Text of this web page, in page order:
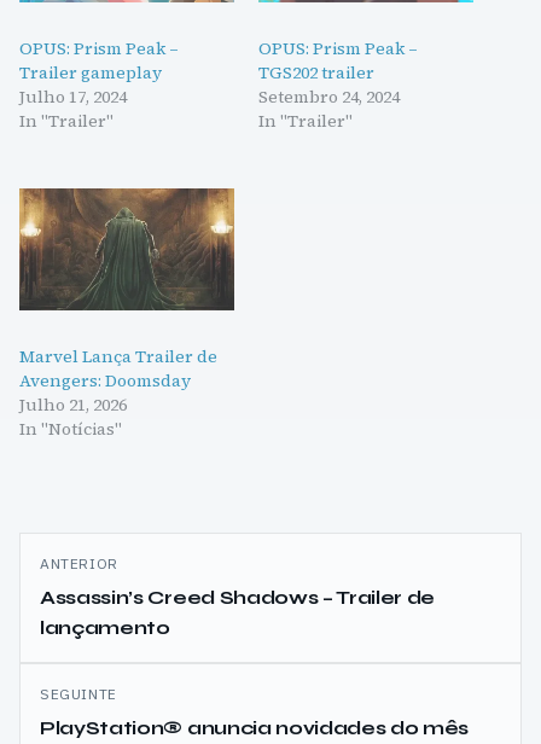
OPUS: Prism Peak –
Trailer gameplay
Julho 17, 2024
In "Trailer"
OPUS: Prism Peak –
TGS202 trailer
Setembro 24, 2024
In "Trailer"
Marvel Lança Trailer de
Avengers: Doomsday
Julho 21, 2026
In "Notícias"
Navegação
de
artigos
ANTERIOR
Assassin’s Creed Shadows – Trailer de
lançamento
SEGUINTE
PlayStation® anuncia novidades do mês